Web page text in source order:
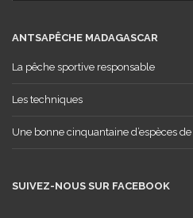
ANTSAPÊCHE MADAGASCAR
La pêche sportive responsable
Les techniques
Une bonne cinquantaine d’espèces
SUIVEZ-NOUS SUR FACEBOOK